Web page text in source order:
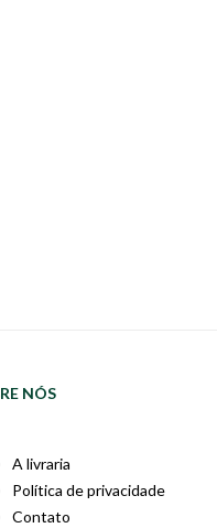
NÓS
A livraria
Política de privacidade
Contato